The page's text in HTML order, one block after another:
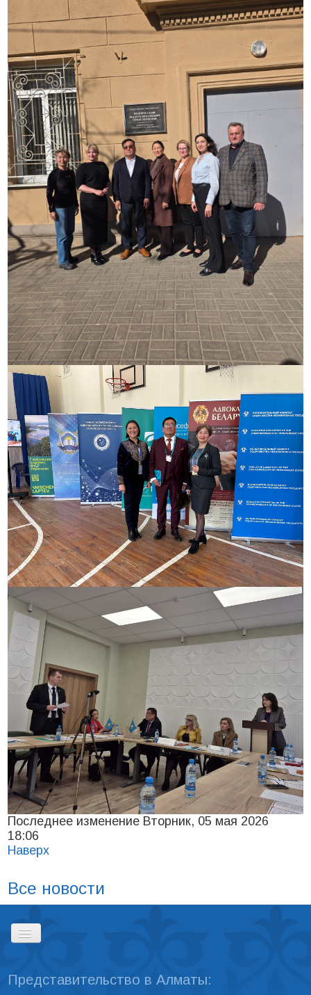
Последнее изменение Вторник, 05 мая 2026
18:06
Наверх
Все новости
ГЛАВНАЯ
Представительство в Алматы: